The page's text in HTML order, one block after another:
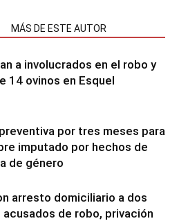
MÁS DE ESTE AUTOR
a involucrados en el robo y
14 ovinos en Esquel
por tres meses para
imputado por hechos de
de género
arresto domiciliario a dos
acusados de robo, privación